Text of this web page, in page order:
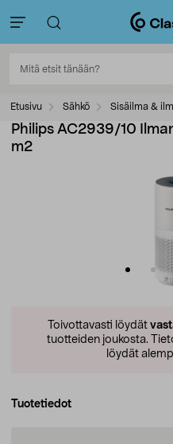
Etusivu Sähkö Sisäilma &
Philips AC2939/10
m2
Toivottavasti löydät
tuotteiden joukosta.
löydät
Tuotetiedot